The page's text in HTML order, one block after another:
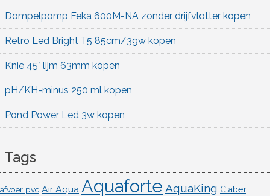
Dompelpomp Feka 600M-NA zonder drijfvlotter kopen
Retro Led Bright T5 85cm/39w kopen
Knie 45° lijm 63mm kopen
pH/KH-minus 250 ml kopen
Pond Power Led 3w kopen
Tags
afvoer pvc Air Aqua Aquaforte AquaKing Claber